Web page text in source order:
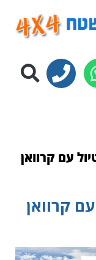
עם קרוואן
קרוואן